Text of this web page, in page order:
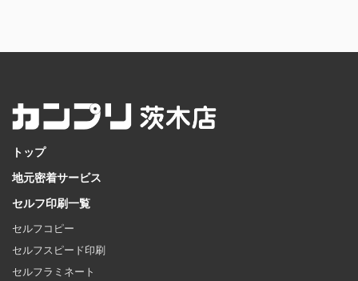
トップ
地元密着サービス
セルフ印刷一覧
セルフコピー
セルフスピード印刷
セルフラミネート